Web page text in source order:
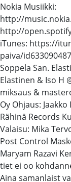
Nokia Musiikki:
http://
http://
iTunes: https://
paiva/
Soppela San.
Elastinen & Iso H
miksaus &
Oy Ohjaus:
Rähinä Records
Valaisu: Mika
Post Control
Maryam Razavi
tiet ei oo
Aina samanlaist